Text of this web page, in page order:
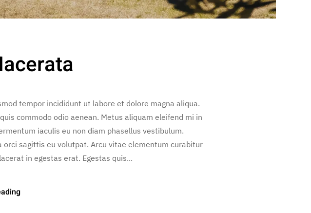
tempor incididunt ut labore et dolore magna aliqua.
commodo odio aenean. Metus aliquam eleifend mi in
iaculis eu non diam phasellus vestibulum.
sagittis eu volutpat. Arcu vitae elementum curabitur
in egestas erat. Egestas quis...